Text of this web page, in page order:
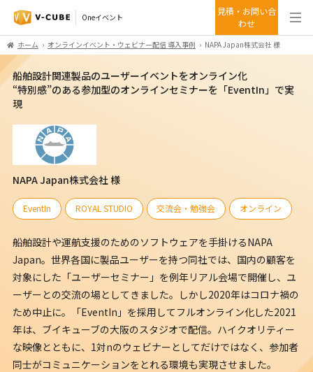
Oneイベント
見積・お問い合
わせ
ホーム オンラインイベント・ウェビナー配信 導入事例 NAPA Japan株式会社 様
船舶設計関連製品のユーザーイベントをオンライン化
“特別感”のある参加型のオンラインセミナーを「EventIn」で実
現
NAPA Japan株式会社 様
EventIn ROYAL STUDIO 交流会・勉強会 オンライン
船舶設計や運航支援のためのソフトウェアを手掛けるNAPA
Japan。世界各国に製品ユーザーを持つ同社では、国内の顧客を
対象にした「ユーザーセミナー」を例年リアル会場で開催し、ユ
ーザーとの交流の場としてきました。しかし2020年はコロナ禍の
ため中止に。「EventIn」を採用してフルオンライン化した2021
年は、ブイキューブの大阪のスタジオで配信。ハイクオリティー
な映像とともに、1対nのウェビナーとしてだけではなく、参加者
同士がコミュニケーションをとれる環境も実現させました。